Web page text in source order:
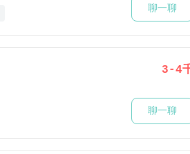
聊一聊
3-4
聊一聊